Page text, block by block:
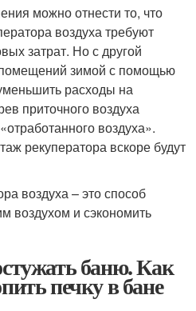
можно отнести то, что
воздуха требуют
затрат. Но с другой
зимой с помощью
расходы на
приточного воздуха
воздуха».
рекуператора вскоре будут
воздуха – это способ
воздухом и сэкономить
баню. Как
печку в бане